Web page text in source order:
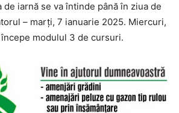
de iarnă se va întinde până în ziua de
– marți, 7 ianuarie 2025. Miercuri,
modulul 3 de cursuri.